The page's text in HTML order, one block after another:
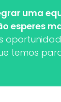
uma
esperes
temos